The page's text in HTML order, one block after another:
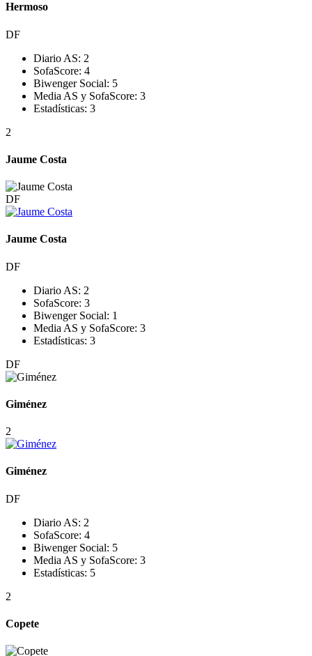
Hermoso
DF
Diario AS: 2
SofaScore: 4
Biwenger Social: 5
Media AS y SofaScore: 3
Estadísticas: 3
2
Jaume Costa
DF
Jaume Costa
DF
Diario AS: 2
SofaScore: 3
Biwenger Social: 1
Media AS y SofaScore: 3
Estadísticas: 3
DF
Giménez
2
Giménez
DF
Diario AS: 2
SofaScore: 4
Biwenger Social: 5
Media AS y SofaScore: 3
Estadísticas: 5
2
Copete